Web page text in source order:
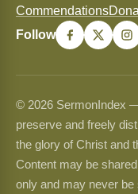
Commendations
Follow
© 2026 SermonIndex
preserve and freely
the glory of Christ and
Content may be
only and may never